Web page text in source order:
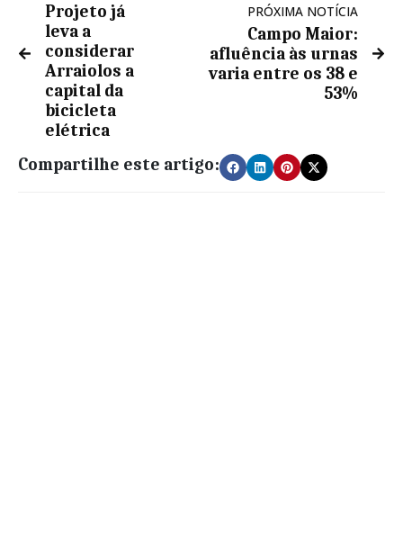
Projeto já
leva a
considerar
Arraiolos a
capital da
bicicleta
elétrica
PRÓXIMA NOTÍCIA
Campo Maior:
afluência às urnas
varia entre os 38 e
53%
Compartilhe este artigo: